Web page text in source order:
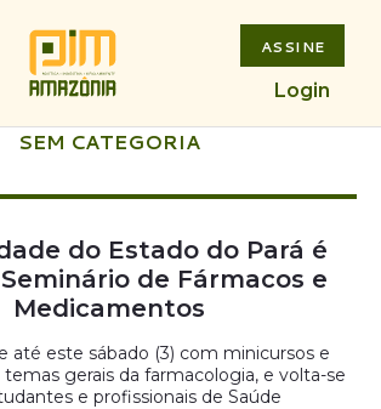
ASSINE
Login
SEM CATEGORIA
do Estado do Pará é
de Fármacos e
Medicamentos
até este sábado (3) com minicursos e
temas gerais da farmacologia, e volta-se
e profissionais de Saúde